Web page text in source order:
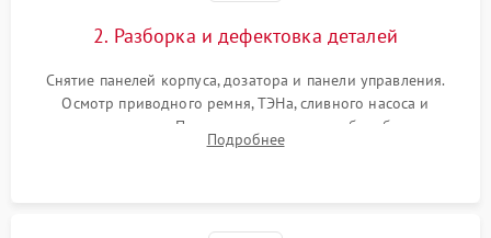
2. Разборка и дефектовка деталей
Снятие панелей корпуса, дозатора и панели управления.
Осмотр приводного ремня, ТЭНа, сливного насоса и
амортизаторов. Проверка подшипников барабана и
крестовины на износ, а манжеты люка на разрывы.
Подробнее